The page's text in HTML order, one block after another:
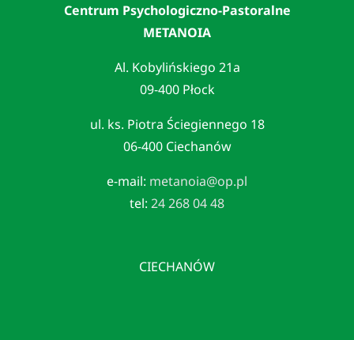
Centrum Psychologiczno-Pastoralne
METANOIA
Al. Kobylińskiego 21a
09-400 Płock
ul. ks. Piotra Ściegiennego 18
06-400 Ciechanów
e-mail: metanoia@op.pl
tel: 24 268 04 48
CIECHANÓW